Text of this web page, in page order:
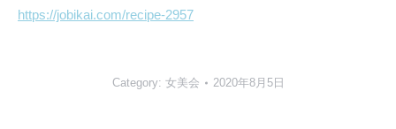
https://jobikai.com/recipe-2957
Category: 女美会 2020年8月5日